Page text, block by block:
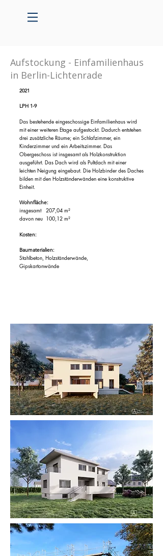
Aufstockung - Einfamilienhaus
in Berlin-Lichtenrade
2021
LPH 1-9
Das bestehende eingeschossige Einfamilienhaus wird
mit einer weiteren Etage aufgestockt. Dadurch entstehen
drei zusätzliche Räume; ein Schlafzimmer, ein
Kinderzimmer und ein Arbeitszimmer. Das
Obergeschoss ist insgesamt als Holzkonstruktion
ausgeführt. Das Dach wird als Pultdach mit einer
leichten Neigung eingebaut. Die Holzbinder des Daches
bilden mit den Holzständerwänden eine konstruktive
Einheit.
Wohnfläche:
insgesamt 207,04 m²
davon neu 100,12 m²
Kosten:
Baumaterialien:
Stahlbeton, Holzständerwände,
Gipskartonwände